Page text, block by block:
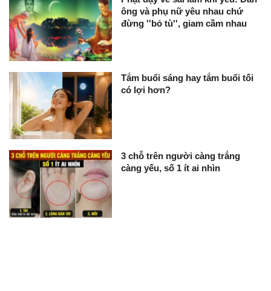
ông và phụ nữ yêu nhau chứ
đừng ''bỏ tù'', giam cầm nhau
Tắm buổi sáng hay tắm buổi tối
có lợi hơn?
3 chỗ trên người càng trắng
càng yếu, số 1 ít ai nhìn